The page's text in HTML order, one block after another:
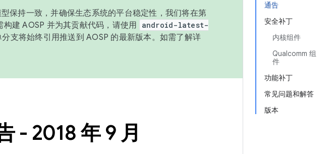
通告
安全补丁
内核组件
Qualcomm 组
件
功能补丁
常见问题和解答
版本
保持一致，并确保生态系统的平台稳定性，我们将在第
建 AOSP 并为其贡献代码，请使用
android-latest-
分支将始终引用推送到 AOSP 的最新版本。如需了解详
- 2018 年 9 月